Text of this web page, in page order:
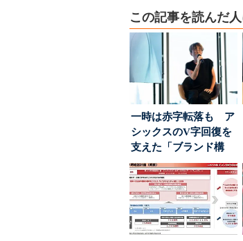
この記事を読んだ
一時は赤字転落も ア
シックスのV字回復を
支えた「ブランド構
築」の考え方